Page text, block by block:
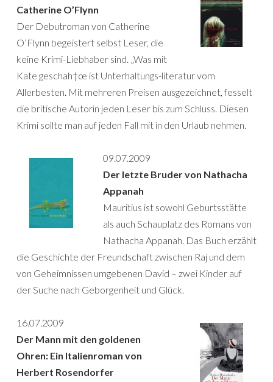
Catherine O’Flynn
Der Debutroman von Catherine
O’Flynn begeistert selbst Leser, die
keine Krimi-Liebhaber sind. „Was mit
Kate geschah†œ ist Unterhaltungs-literatur vom
Allerbesten. Mit mehreren Preisen ausgezeichnet, fesselt
die britische Autorin jeden Leser bis zum Schluss. Diesen
Krimi sollte man auf jeden Fall mit in den Urlaub nehmen.
09.07.2009
Der letzte Bruder von Nathacha
Appanah
Mauritius ist sowohl Geburtsstätte
als auch Schauplatz des Romans von
Nathacha Appanah. Das Buch erzählt
die Geschichte der Freundschaft zwischen Raj und dem
von Geheimnissen umgebenen David – zwei Kinder auf
der Suche nach Geborgenheit und Glück.
16.07.2009
Der Mann mit den goldenen
Ohren: Ein Italienroman von
Herbert Rosendorfer